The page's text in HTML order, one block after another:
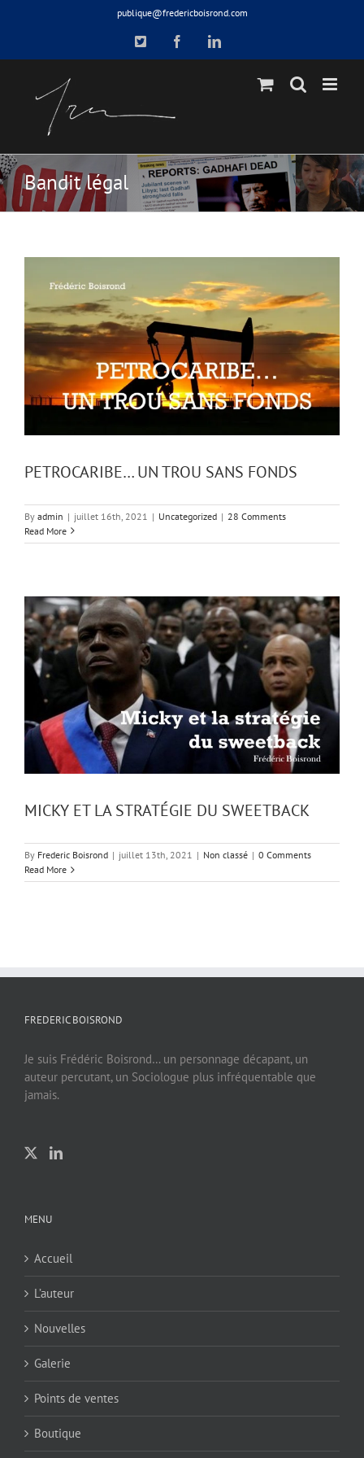
publique@fredericboisrond.com
X FacebookLinkedIn
Bandit légal
PETROCARIBE… UN TROU SANS FONDS
By admin | juillet 16th, 2021 | Uncategorized | 28 Comments
Read More
MICKY ET LA STRATÉGIE DU SWEETBACK
By Frederic Boisrond | juillet 13th, 2021 | Non classé | 0 Comments
Read More
FREDERIC BOISROND
Je suis Frédéric Boisrond… un personnage décapant, un
auteur percutant, un Sociologue plus infréquentable que
jamais.
MENU
Accueil
L’auteur
Nouvelles
Galerie
Points de ventes
Boutique